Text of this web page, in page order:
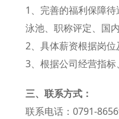
1、完善的福利保障
泳池、职称评定、国
2、具体薪资根据岗位
3、根据公司经营指
三、联系方式：
联系电话：0791-